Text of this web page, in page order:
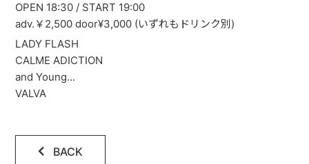
DISCOGRAPHY
OPEN 18:30 / START 19:00
adv.￥2,500 door¥3,000 (いずれもドリンク別)
LADY FLASH
CALME ADICTION
and Young...
VALVA
BACK